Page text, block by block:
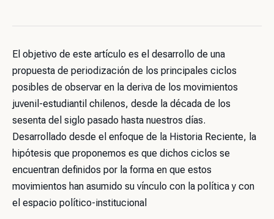
El objetivo de este artículo es el desarrollo de una
propuesta de periodización de los principales ciclos
posibles de observar en la deriva de los movimientos
juvenil-estudiantil chilenos, desde la década de los
sesenta del siglo pasado hasta nuestros días.
Desarrollado desde el enfoque de la Historia Reciente, la
hipótesis que proponemos es que dichos ciclos se
encuentran definidos por la forma en que estos
movimientos han asumido su vínculo con la política y con
el espacio político-institucional